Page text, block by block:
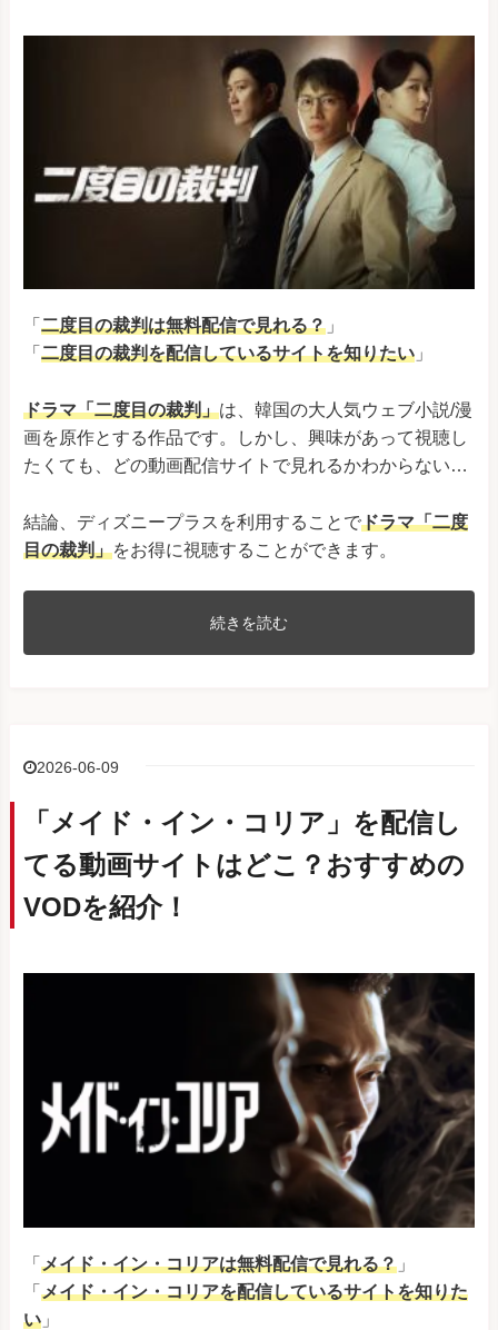
「 二度目の裁判は無料配信で見れる？ 」
「 二度目の裁判を配信しているサイトを知りたい 」
ドラマ「二度目の裁判」は、韓国の大人気ウェブ小説/漫
画を原作とする作品です。しかし、興味があって視聴し
たくても、どの動画配信サイトで見れるかわからない…
結論、ディズニープラスを利用することでドラマ「二度
目の裁判」をお得に視聴することができます。
続きを読む
2026-06-09
「メイド・イン・コリア」を配信し
てる動画サイトはどこ？おすすめの
VODを紹介！
「 メイド・イン・コリアは無料配信で見れる？ 」
「 メイド・イン・コリアを配信しているサイトを知りた
い 」